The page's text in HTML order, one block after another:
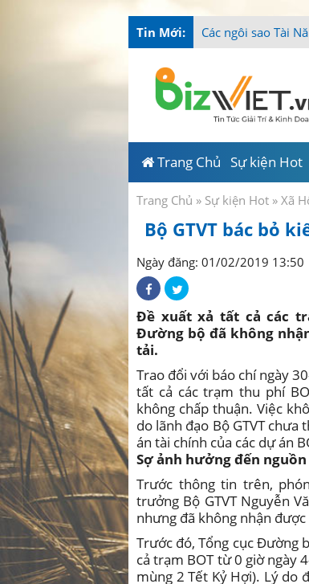
Tin Mới: Các ngôi sao Tài
Trang Chủ Sự kiện Hot
Trang Chủ » Sự kiện Hot » Xã
Bộ GTVT bác bỏ
Ngày đăng: 01/02/2019 13:50
Đề xuất xả tất cả các
Đường bộ đã không
tải.
Trao đổi với báo chí ngày
tất cả các trạm thu phí
không chấp thuận. Việc
do lãnh đạo Bộ GTVT
án tài chính của các dự án
Sợ ảnh hưởng đến
Trước thông tin trên,
trưởng Bộ GTVT Nguyễn
nhưng đã không nhận
Trước đó, Tổng cục Đường
cả trạm BOT từ 0 giờ ngày
mùng 2 Tết Kỷ Hợi). Lý do